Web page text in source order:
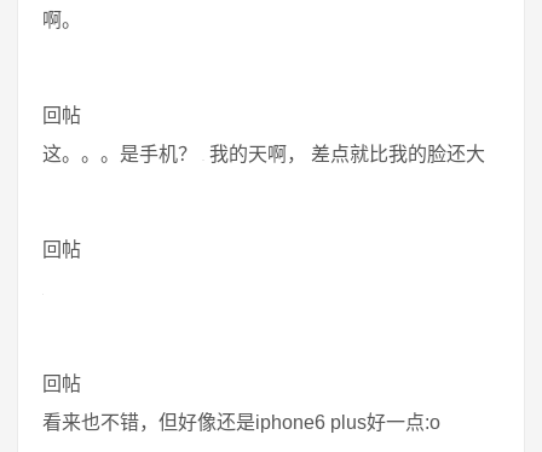
啊。
回帖
这。。。是手机？
我的天啊， 差点就比我的脸还大
回帖
回帖
看来也不错，但好像还是iphone6 plus好一点:o